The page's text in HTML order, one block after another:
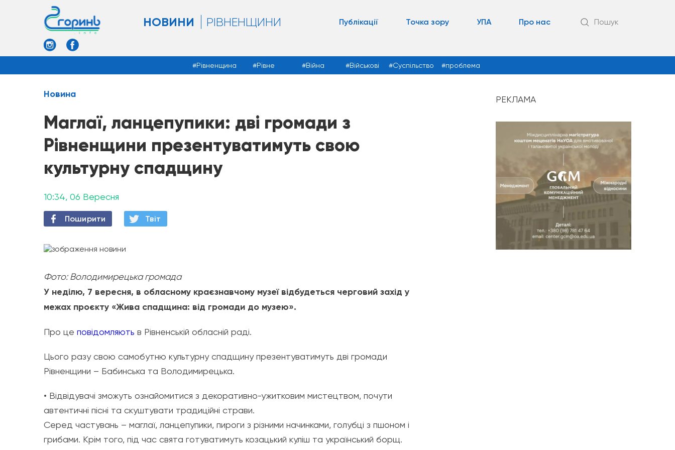
НОВИНИ РІВНЕНЩИНИ Публікації Точка зору УПА Про нас Пошук
Рівненщина Рівне Війна Військові Суспільство проблема
Новина
Маглаї, ланцепупики: дві громади з
Рівненщини презентуватимуть свою
культурну спадщину
10:34, 06 Вересня
Поширити Твiт
Фото: Володимирецька громада
У неділю, 7 вересня, в обласному краєзнавчому музеї відбудеться черговий захід у
межах проєкту «Жива спадщина: від громади до музею».
Про це повідомляють в Рівненській обласній раді.
Цього разу свою самобутню культурну спадщину презентуватимуть дві громади
Рівненщини – Бабинська та Володимирецька.
• Відвідувачі зможуть ознайомитися з декоративно-ужитковим мистецтвом, почути
автентичні пісні та скуштувати традиційні страви.
Серед частувань – маглаї, ланцепупики, пироги з різними начинками, голубці з пшоном і
грибами. Крім того, під час свята готуватимуть козацький куліш та український борщ.
РЕКЛАМА